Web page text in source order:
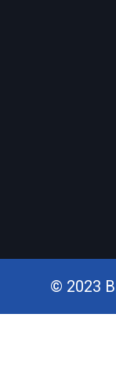
© 2023